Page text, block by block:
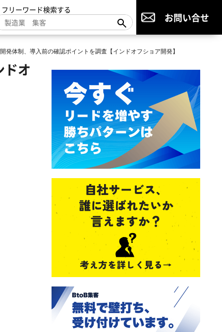
リーワード検索する
お問い合せ
発体制、導入前の確認ポイントを調査【インドオフショア開発】
ドオ